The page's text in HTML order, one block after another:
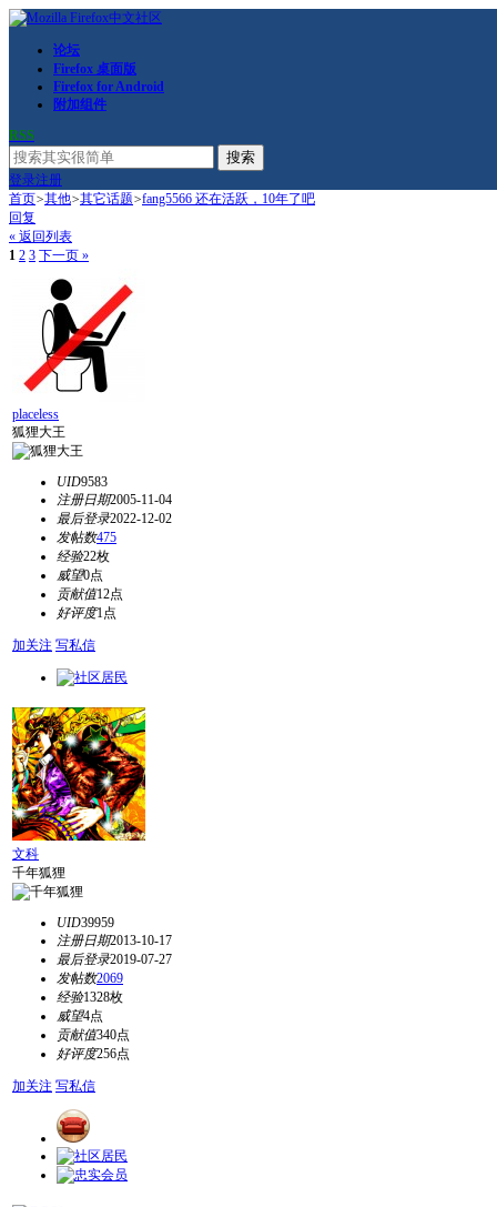
论坛
Firefox 桌面版
Firefox for Android
附加组件
RSS
搜索
登录注册
首页>其他>其它话题>fang5566 还在活跃，10年了吧
回复
« 返回列表
1 2 3 下一页 »
placeless
狐狸大王
UID9583
注册日期2005-11-04
最后登录2022-12-02
发帖数475
经验22枚
威望0点
贡献值12点
好评度1点
加关注 写私信
文科
千年狐狸
UID39959
注册日期2013-10-17
最后登录2019-07-27
发帖数2069
经验1328枚
威望4点
贡献值340点
好评度256点
加关注 写私信